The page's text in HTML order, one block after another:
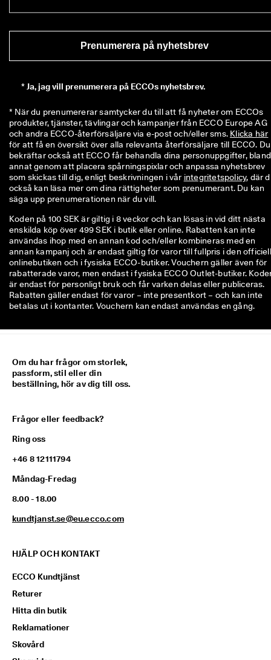
Prenumerera på nyhetsbrev
*Ja, jag vill prenumerera på ECCOs nyhetsbrev.
* När du prenumererar samtycker du till att få nyheter om ECCOs
produkter, tjänster, tävlingar och kampanjer från ECCO Europe AG
och andra ECCO-återförsäljare via e-post och/eller sms. Klicka här
för att få en översikt över alla relevanta återförsäljare till ECCO. Du
bekräftar också att ECCO får behandla dina personuppgifter, bland
annat genom att placera spårningspixlar och anpassa nyhetsbrev
som skickas till dig, enligt beskrivningen i vår integritetspolicy, där
också kan läsa mer om dina rättigheter som prenumerant. Du kan
säga upp prenumerationen när du vill.
Koden på 100 SEK är giltig i 8 veckor och kan lösas in vid ditt nästa
enskilda köp över 499 SEK i butik eller online. Rabatten kan inte
användas ihop med en annan kod och/eller kombineras med en
annan kampanj och är endast giltig för varor till fullpris i den
onlinebutiken och i fysiska ECCO-butiker. Vouchern gäller även för
rabatterade varor, men endast i fysiska ECCO Outlet-butiker.
är endast för personligt bruk och får varken delas eller publiceras.
Rabatten gäller endast för varor – inte presentkort – och kan inte
betalas ut i kontanter. Vouchern kan endast användas en gång.
Om du har frågor om storlek,
passform, stil eller din
beställning, hör av dig till oss.
Frågor eller feedback?
Ring oss
+46 8 12111794
Måndag-Fredag
8.00 - 18.00
kundtjanst.se@eu.ecco.com
HJÄLP OCH KONTAKT
ECCO Kundtjänst
Returer
Hitta din butik
Reklamationer
Skovård